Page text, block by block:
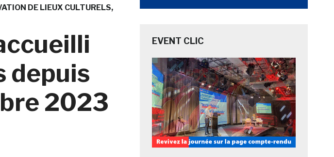
DE LIEUX CULTURELS
depuis
2023
EVENT CLIC